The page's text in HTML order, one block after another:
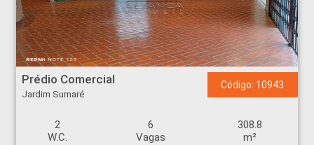
Prédio Comercial - Jardim Sumaré - Ribeirão Preto
Prédio Comercial
Jardim Sumaré
Código: 10943
2
W.C.
6
Vagas
308.8
m²